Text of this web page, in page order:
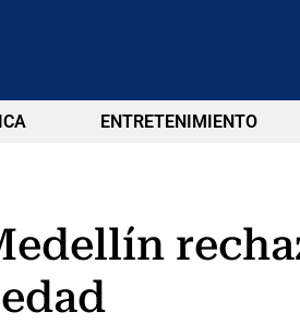
ENTRETENIMIENTO